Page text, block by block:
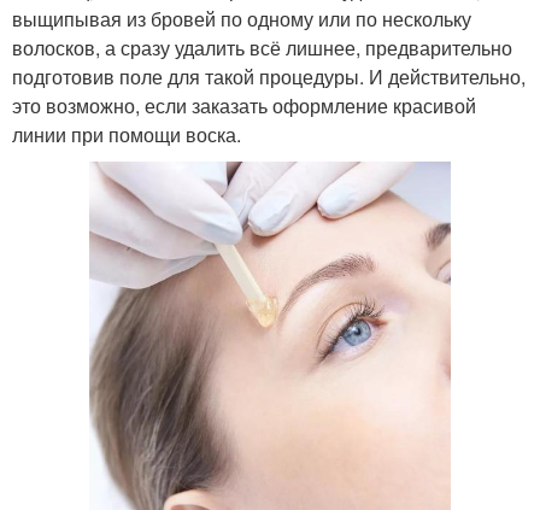
выщипывая из бровей по одному или по нескольку
волосков, а сразу удалить всё лишнее, предварительно
подготовив поле для такой процедуры. И действительно,
это возможно, если заказать оформление красивой
линии при помощи воска.